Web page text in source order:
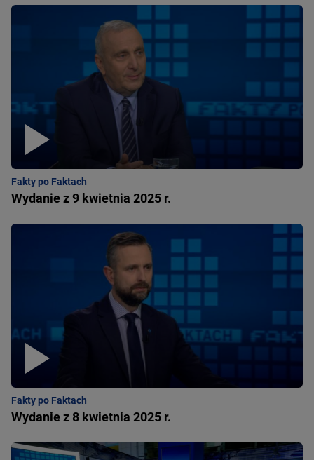
Fakty po Faktach
Wydanie z 9 kwietnia 2025 r.
Fakty po Faktach
Wydanie z 8 kwietnia 2025 r.